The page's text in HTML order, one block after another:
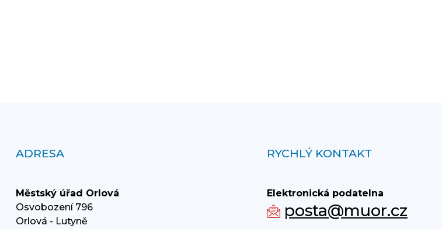
ADRESA
Městský úřad Orlová
Osvobození 796
Orlová - Lutyně
RYCHLÝ KONTAKT
Elektronická podatelna
posta@muor.cz